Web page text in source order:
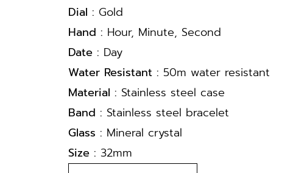
Dial : Gold
Hand : Hour, Minute, Second
Date : Day
Water Resistant : 50m water resistant
Material : Stainless steel case
Band : Stainless steel bracelet
Glass : Mineral crystal
Size : 32mm